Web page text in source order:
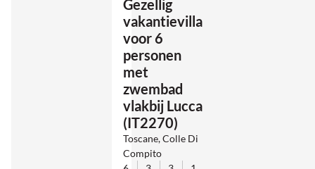
Gezellig
vakantievilla
voor 6
personen
met
zwembad
vlakbij Lucca
(IT2270)
Toscane, Colle Di
Compito